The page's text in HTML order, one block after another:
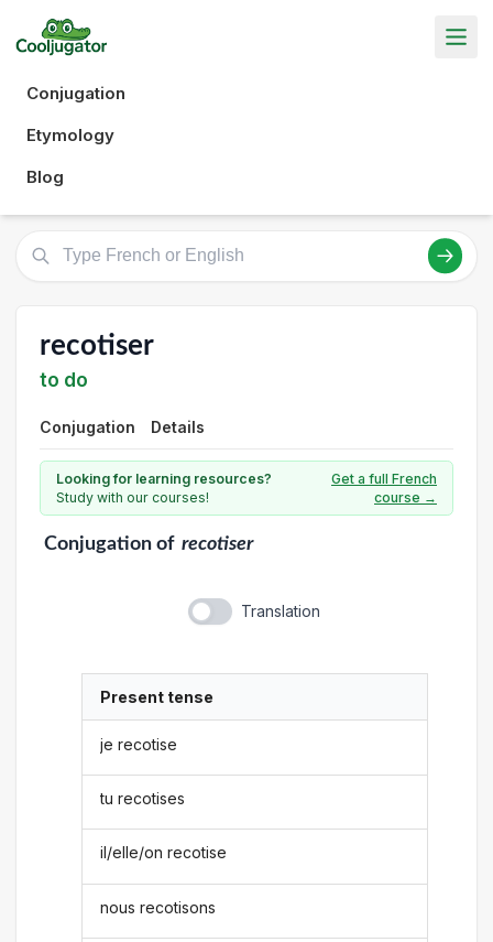
Conjugation
Etymology
Blog
recotiser
to do
Conjugation Details
Looking for learning resources?
Study with our courses!
Get a full French
course →
Conjugationof recotiser
Translation
Present tense
je recotise
tu recotises
il/elle/on recotise
nous recotisons